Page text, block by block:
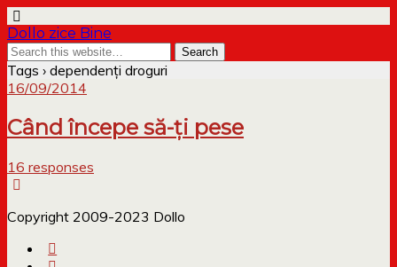
Dollo zice Bine
Tags › dependenți droguri
16/09/2014
Când începe să-ți pese
16 responses
Copyright 2009-2023 Dollo